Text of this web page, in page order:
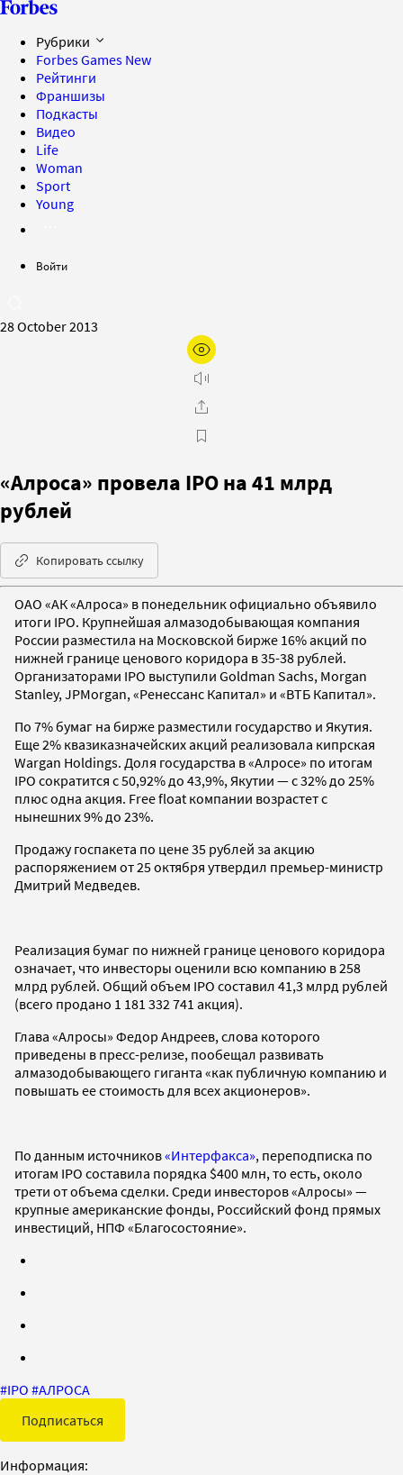
Рубрики
Forbes Games New
Рейтинги
Франшизы
Подкасты
Видео
Life
Woman
Sport
Young
Войти
28 October 2013
«Алроса» провела IPO на 41 млрд
рублей
Копировать ссылку
ОАО «АК «Алроса» в понедельник официально объявило
итоги IPO. Крупнейшая алмазодобывающая компания
России разместила на Московской бирже 16% акций по
нижней границе ценового коридора в 35-38 рублей.
Организаторами IPO выступили Goldman Sachs, Morgan
Stanley, JPMorgan, «Ренессанс Капитал» и «ВТБ Капитал».
По 7% бумаг на бирже разместили государство и Якутия.
Еще 2% квазиказначейских акций реализовала кипрская
Wargan Holdings. Доля государства в «Алросе» по итогам
IPO сократится с 50,92% до 43,9%, Якутии — с 32% до 25%
плюс одна акция. Free float компании возрастет с
нынешних 9% до 23%.
Продажу госпакета по цене 35 рублей за акцию
распоряжением от 25 октября утвердил премьер-министр
Дмитрий Медведев.
Реализация бумаг по нижней границе ценового коридора
означает, что инвесторы оценили всю компанию в 258
млрд рублей. Общий объем IPO составил 41,3 млрд рублей
(всего продано 1 181 332 741 акция).
Глава «Алросы» Федор Андреев, слова которого
приведены в пресс-релизе, пообещал развивать
алмазодобывающего гиганта «как публичную компанию и
повышать ее стоимость для всех акционеров».
По данным источников«Интерфакса», переподписка по
итогам IPO составила порядка $400 млн, то есть, около
трети от объема сделки. Среди инвесторов «Алросы» —
крупные американские фонды, Российский фонд прямых
инвестиций, НПФ «Благосостояние».
#IPO #АЛРОСА
Подписаться
Информация: